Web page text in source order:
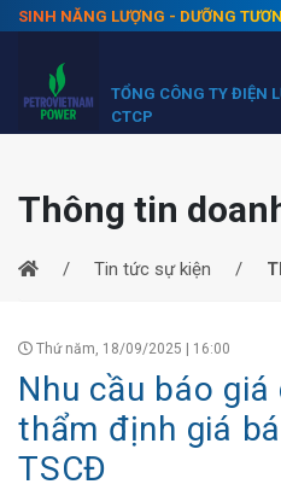
SINH NĂNG LƯỢNG - DƯỠNG
TỔNG CÔNG TY ĐIỆN
CTCP
Thông tin
Tin tức sự kiện
Thứ năm, 18/09/2025 | 16:00
Nhu cầu báo
thẩm định giá
TSCĐ